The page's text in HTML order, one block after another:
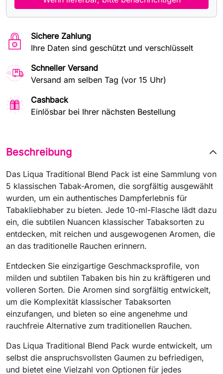
Sichere Zahlung
Ihre Daten sind geschützt und verschlüsselt
Schneller Versand
Versand am selben Tag (vor 15 Uhr)
Cashback
Einlösbar bei Ihrer nächsten Bestellung
Beschreibung
Das Liqua Traditional Blend Pack ist eine Sammlung von
5 klassischen Tabak-Aromen, die sorgfältig ausgewählt
wurden, um ein authentisches Dampferlebnis für
Tabakliebhaber zu bieten. Jede 10-ml-Flasche lädt dazu
ein, die subtilen Nuancen klassischer Tabaksorten zu
entdecken, mit reichen und ausgewogenen Aromen, die
an das traditionelle Rauchen erinnern.
Entdecken Sie einzigartige Geschmacksprofile, von
milden und subtilen Tabaken bis hin zu kräftigeren und
volleren Sorten. Die Aromen sind sorgfältig entwickelt,
um die Komplexität klassischer Tabaksorten
einzufangen, und bieten so eine angenehme und
rauchfreie Alternative zum traditionellen Rauchen.
Das Liqua Traditional Blend Pack wurde entwickelt, um
selbst die anspruchsvollsten Gaumen zu befriedigen,
und bietet eine Vielzahl von Optionen für jedes